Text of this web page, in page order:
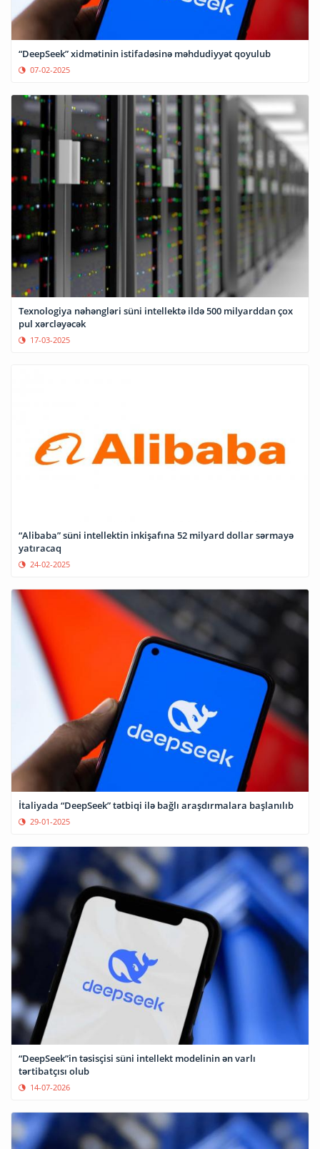
“DeepSeek” xidmətinin istifadəsinə məhdudiyyət qoyulub
07-02-2025
Texnologiya nəhəngləri süni intellektə ildə 500 milyarddan çox
pul xərcləyəcək
17-03-2025
“Alibaba” süni intellektin inkişafına 52 milyard dollar sərmayə
yatıracaq
24-02-2025
İtaliyada “DeepSeek” tətbiqi ilə bağlı araşdırmalara başlanılıb
29-01-2025
“DeepSeek”in təsisçisi süni intellekt modelinin ən varlı
tərtibatçısı olub
14-07-2026